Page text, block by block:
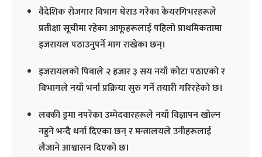
वैदेशिक रोजगार विभाग घेराउ गरेका केयरगिभरहरूले
प्रतीक्षा सूचीमा रहेका आफूहरूलाई पहिलो प्राथमिकतामा
इजरायल पठाउनुपर्ने माग राखेका छन्।
इजरायलको पिवाले २ हजार ३ सय नयाँ कोटा पठाएको र
विभागले नयाँ भर्ना प्रक्रिया सुरु गर्ने तयारी गरिरहेको छ।
लक्की ड्रमा नपरेका उम्मेदवारहरूले नयाँ विज्ञापन खोल्न
नहुने भन्दै धर्ना दिएका छन् र मन्त्रालयले उनीहरूलाई
लैजाने आश्वासन दिएको छ।